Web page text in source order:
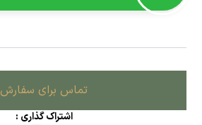
تماس برای سفارش
اشتراک گذاری :